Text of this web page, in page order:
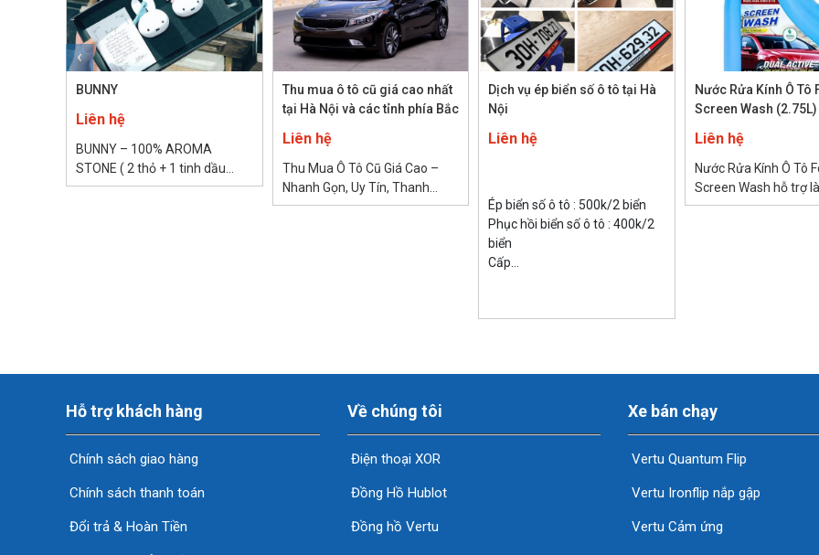
BUNNY
Liên hệ
BUNNY – 100% AROMA
STONE ( 2 thỏ + 1 tinh dầu
nước hoa 15ml ) – Chế tác thủ
Thu mua ô tô cũ giá cao nhất
tại Hà Nội và các tỉnh phía Bắc
Liên hệ
Thu Mua Ô Tô Cũ Giá Cao –
Nhanh Gọn, Uy Tín, Thanh
Toán Ngay Website: otoday.vn
Dịch vụ ép biển số ô tô tại Hà
Nội
Liên hệ
Ép biển số ô tô : 500k/2 biển
Phục hồi biển số ô tô : 400k/2
biển
Cấp...
Nước Rửa Kính Ô Tô
Screen Wash (2.75L)
Liên hệ
Nước Rửa Kính Ô Tô
Screen Wash hỗ trợ
bề mặt kính ô tô,
‹
Hỗ trợ khách hàng
Chính sách giao hàng
Chính sách thanh toán
Đổi trả & Hoàn Tiền
Về chúng tôi
Điện thoại XOR
Đồng Hồ Hublot
Đồng hồ Vertu
Xe bán chạy
Vertu Quantum Flip
Vertu Ironflip nắp gập
Vertu Cảm ứng